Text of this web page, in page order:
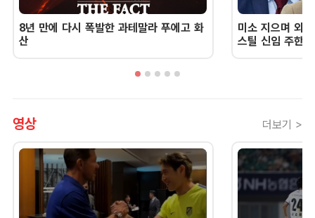
8년 만에 다시 폭발한 과테말라 푸에고 화
산
미소 지으며 외
스틸 신임 주한
영상 더보기 >